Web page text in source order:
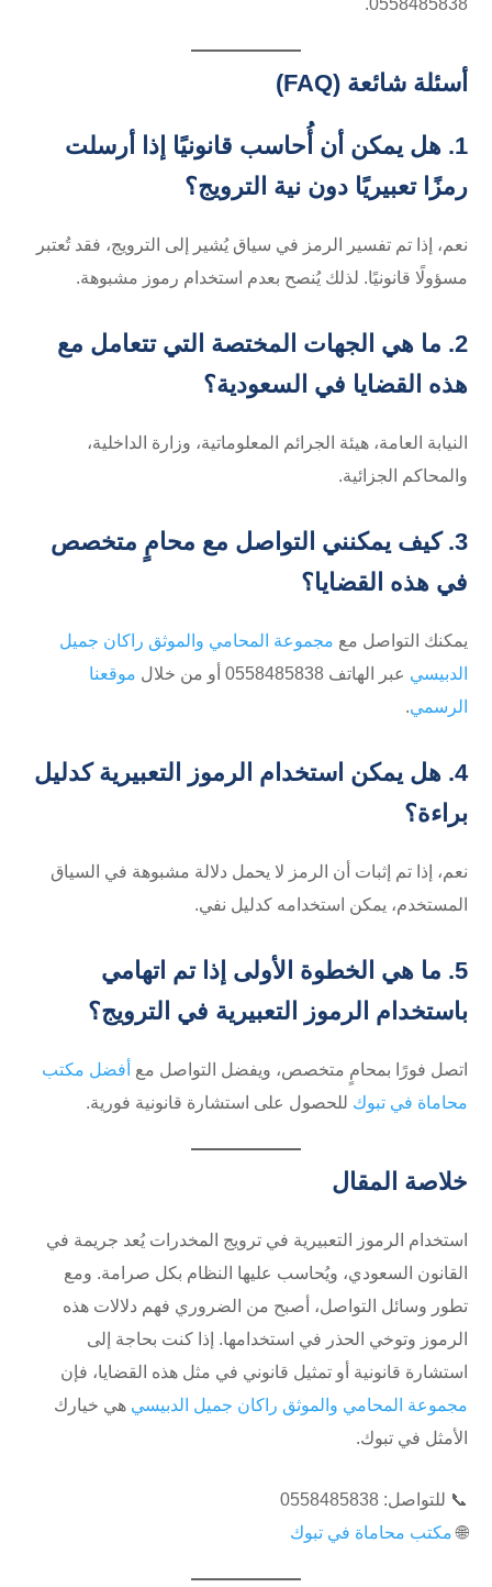
أسئلة شائعة (FAQ)
1. هل يمكن أن أُحاسب قانونيًا إذا أرسلت
رمزًا تعبيريًا دون نية الترويج؟
نعم، إذا تم تفسير الرمز في سياق يُشير إلى الترويج، فقد تُعتبر
مسؤولًا قانونيًا. لذلك يُنصح بعدم استخدام رموز مشبوهة.
2. ما هي الجهات المختصة التي تتعامل مع
هذه القضايا في السعودية؟
النيابة العامة، هيئة الجرائم المعلوماتية، وزارة الداخلية،
والمحاكم الجزائية.
3. كيف يمكنني التواصل مع محامٍ متخصص
في هذه القضايا؟
يمكنك التواصل مع مجموعة المحامي والموثق راكان جميل
الدبيسي عبر الهاتف ⁦0558485838⁩ أو من خلال
موقعنا
الرسمي.
4. هل يمكن استخدام الرموز التعبيرية كدليل
براءة؟
نعم، إذا تم إثبات أن الرمز لا يحمل دلالة مشبوهة في السياق
المستخدم، يمكن استخدامه كدليل نفي.
5. ما هي الخطوة الأولى إذا تم اتهامي
باستخدام الرموز التعبيرية في الترويج؟
اتصل فورًا بمحامٍ متخصص، ويفضل التواصل مع أفضل مكتب
محاماة في تبوك للحصول على استشارة قانونية فورية.
خلاصة المقال
استخدام الرموز التعبيرية في ترويج المخدرات يُعد جريمة في
القانون السعودي، ويُحاسب عليها النظام بكل صرامة. ومع
تطور وسائل التواصل، أصبح من الضروري فهم دلالات هذه
الرموز وتوخي الحذر في استخدامها. إذا كنت بحاجة إلى
استشارة قانونية أو تمثيل قانوني في مثل هذه القضايا، فإن
مجموعة المحامي والموثق راكان جميل الدبيسي هي خيارك
الأمثل في تبوك.
📞 للتواصل: ⁦0558485838⁩
🌐مكتب محاماة في تبوك